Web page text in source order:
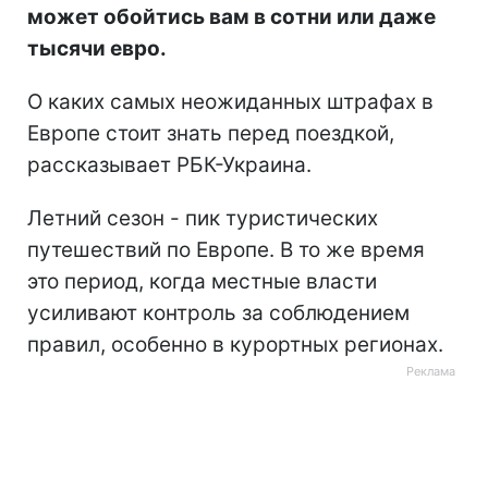
может обойтись вам в сотни или даже
тысячи евро.
О каких самых неожиданных штрафах в
Европе стоит знать перед поездкой,
рассказывает РБК-Украина.
Летний сезон - пик туристических
путешествий по Европе. В то же время
это период, когда местные власти
усиливают контроль за соблюдением
правил, особенно в курортных регионах.